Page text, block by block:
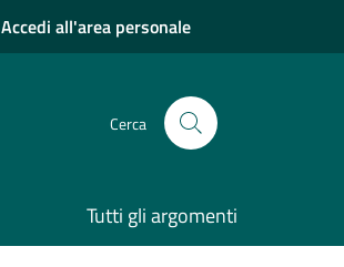
Accedi all'area personale
Cerca
Tutti gli argomenti